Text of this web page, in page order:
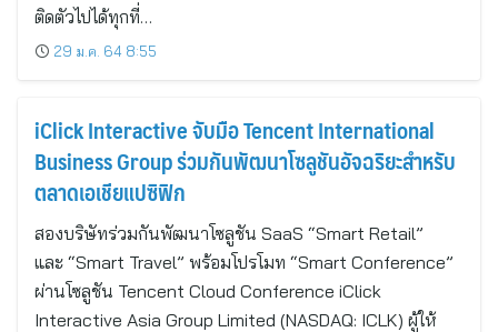
ติดตัวไปได้ทุกที่…
29 ม.ค. 64 8:55
iClick Interactive จับมือ Tencent International
Business Group ร่วมกันพัฒนาโซลูชันอัจฉริยะสำหรับ
ตลาดเอเชียแปซิฟิก
สองบริษัทร่วมกันพัฒนาโซลูชัน SaaS “Smart Retail”
และ “Smart Travel” พร้อมโปรโมท “Smart Conference”
ผ่านโซลูชัน Tencent Cloud Conference iClick
Interactive Asia Group Limited (NASDAQ: ICLK) ผู้ให้